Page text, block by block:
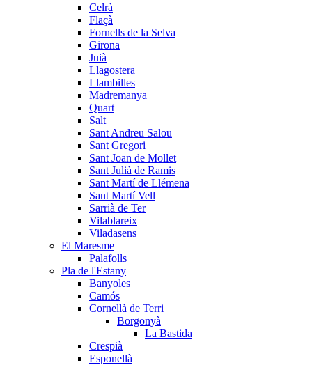
Celrà
Flaçà
Fornells de la Selva
Girona
Juià
Llagostera
Llambilles
Madremanya
Quart
Salt
Sant Andreu Salou
Sant Gregori
Sant Joan de Mollet
Sant Julià de Ramis
Sant Martí de Llémena
Sant Martí Vell
Sarrià de Ter
Vilablareix
Viladasens
El Maresme
Palafolls
Pla de l'Estany
Banyoles
Camós
Cornellà de Terri
Borgonyà
La Bastida
Crespià
Esponellà